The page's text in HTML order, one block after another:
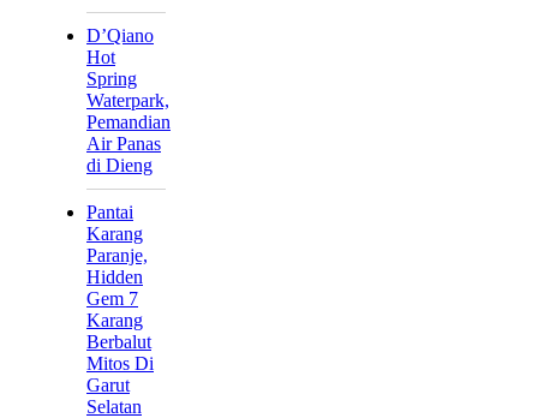
D’Qiano
Hot
Spring
Waterpark,
Pemandian
Air Panas
di Dieng
Pantai
Karang
Paranje,
Hidden
Gem 7
Karang
Berbalut
Mitos Di
Garut
Selatan